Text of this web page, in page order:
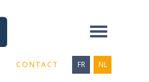
Toggle
CONTACT FR NL